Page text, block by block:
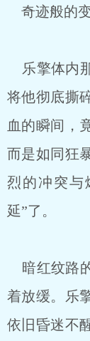
奇迹般的变
乐擎体内
将他彻底撕
血的瞬间，
而是如同狂
烈的冲突与
延”了。
暗红纹路
着放缓。乐
依旧昏迷不